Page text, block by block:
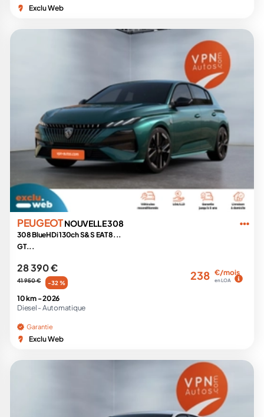
Exclu Web
PEUGEOTNOUVELLE 308
308 BlueHDi 130ch S&S EAT8...
GT...
28 390 €
41 950 € -32 %
238 €/mois
en LOA
10 km -2026
Diesel - Automatique
Garantie
Exclu Web